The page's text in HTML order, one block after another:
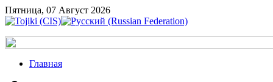
Пятница, 07 Август 2026
Главная